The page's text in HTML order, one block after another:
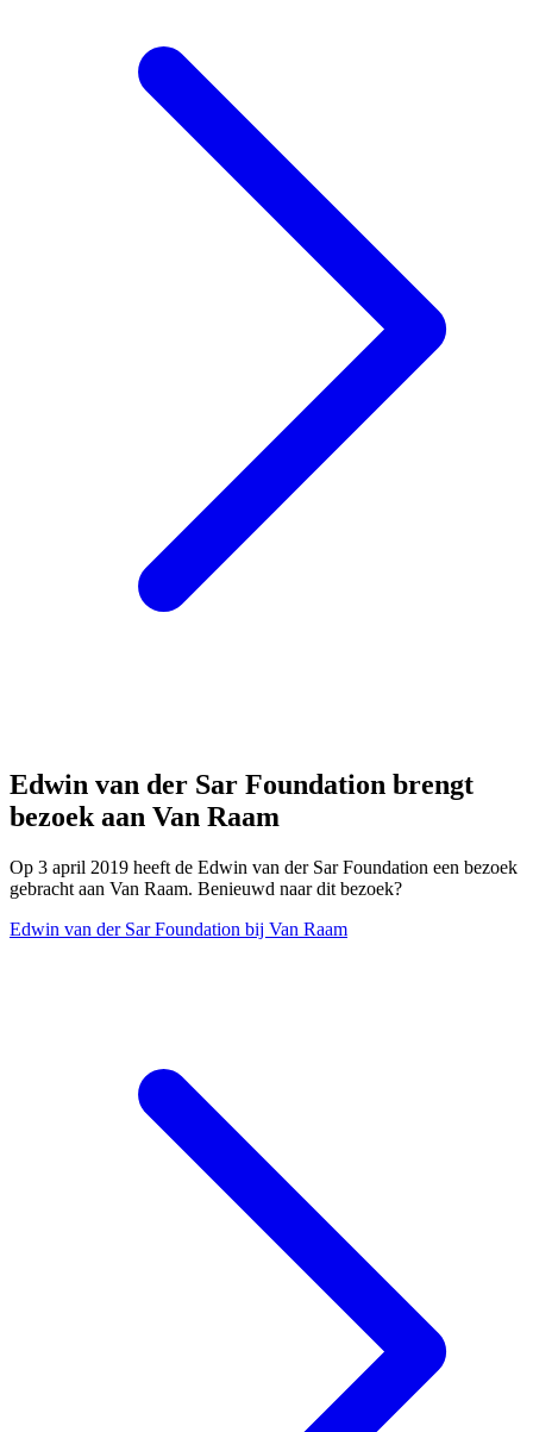
Edwin van der Sar Foundation brengt
bezoek aan Van Raam
Op 3 april 2019 heeft de Edwin van der Sar Foundation een bezoek
gebracht aan Van Raam. Benieuwd naar dit bezoek?
Edwin van der Sar Foundation bij Van Raam